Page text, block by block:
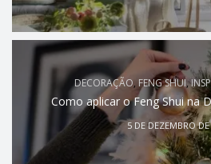
DECORAÇÃO, FENG SHUI,
Como aplicar o Feng Shui na
5 DE DEZEMBRO